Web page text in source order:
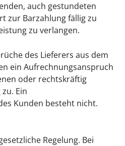
auch gestundeten
zur Barzahlung fällig zu
zu verlangen.
des Lieferers aus dem
ein Aufrechnungsanspruch
oder rechtskräftig
Ein
Kunden besteht nicht.
Regelung. Bei